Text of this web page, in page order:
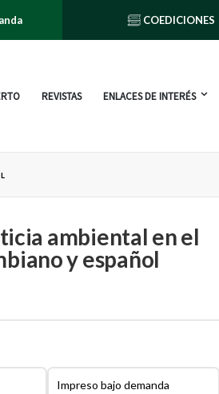
COEDICIONES
REVISTAS ENLACES DE INTERÉS
ambiental en el
y español
Impreso bajo demanda